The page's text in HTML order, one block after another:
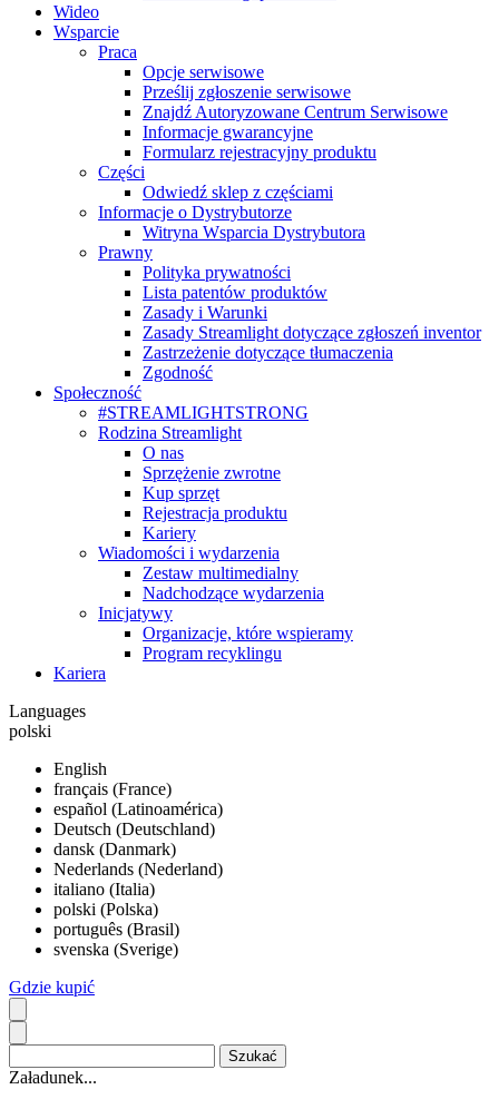
Wideo
Wsparcie
Praca
Opcje serwisowe
Prześlij zgłoszenie serwisowe
Znajdź Autoryzowane Centrum Serwisowe
Informacje gwarancyjne
Formularz rejestracyjny produktu
Części
Odwiedź sklep z częściami
Informacje o Dystrybutorze
Witryna Wsparcia Dystrybutora
Prawny
Polityka prywatności
Lista patentów produktów
Zasady i Warunki
Zasady Streamlight dotyczące zgłoszeń inventor
Zastrzeżenie dotyczące tłumaczenia
Zgodność
Społeczność
#STREAMLIGHTSTRONG
Rodzina Streamlight
O nas
Sprzężenie zwrotne
Kup sprzęt
Rejestracja produktu
Kariery
Wiadomości i wydarzenia
Zestaw multimedialny
Nadchodzące wydarzenia
Inicjatywy
Organizacje, które wspieramy
Program recyklingu
Kariera
Languages
polski
English
français (France)
español (Latinoamérica)
Deutsch (Deutschland)
dansk (Danmark)
Nederlands (Nederland)
italiano (Italia)
polski (Polska)
português (Brasil)
svenska (Sverige)
Gdzie kupić
Załadunek...